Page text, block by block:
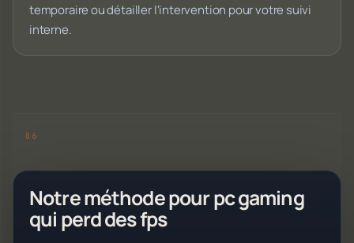
temporaire ou détailler l'intervention pour votre suivi
interne.
Notre méthode pour pc gaming
qui perd des fps